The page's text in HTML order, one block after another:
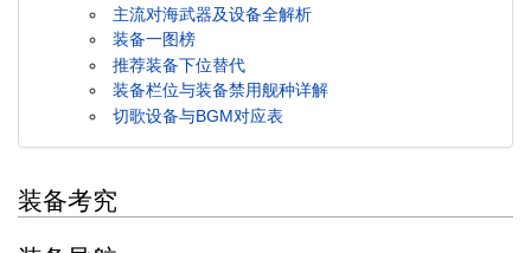
主流对海武器及设备全解析
装备一图榜
推荐装备下位替代
装备栏位与装备禁用舰种详解
切歌设备与BGM对应表
装备考究